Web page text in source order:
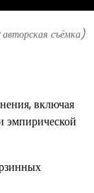
авторская съёмка)
включая
эмпирической